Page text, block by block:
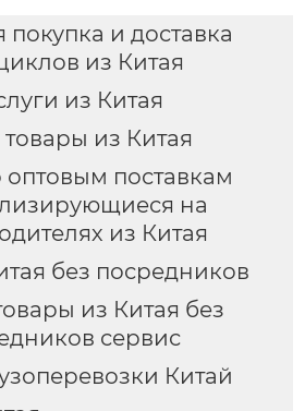
и доставка
из Китая
из Китая
из Китая
оптовым поставкам
на
из Китая
без посредников
из Китая без
сервис
Китай